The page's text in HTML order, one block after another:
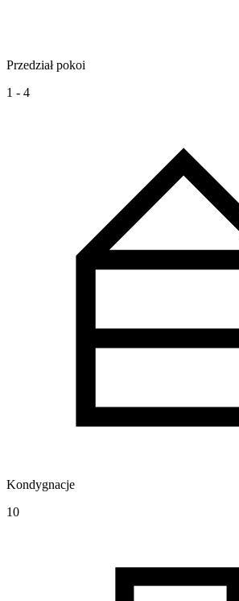
Przedział pokoi
1 - 4
Kondygnacje
10